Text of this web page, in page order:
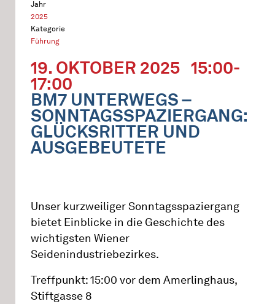
Jahr
2025
Kategorie
Führung
19. OKTOBER 2025 15:00-
17:00
BM7 UNTERWEGS –
SONNTAGSSPAZIERGANG:
GLÜCKSRITTER UND
AUSGEBEUTETE
Unser kurzweiliger Sonntagsspaziergang
bietet Einblicke in die Geschichte des
wichtigsten Wiener
Seidenindustriebezirkes.
Treffpunkt: 15:00 vor dem Amerlinghaus,
Stiftgasse 8